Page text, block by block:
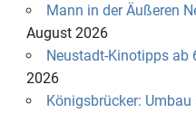
Mann in der Äußeren
August 2026
Neustadt-Kinotipps ab
2026
Königsbrücker: